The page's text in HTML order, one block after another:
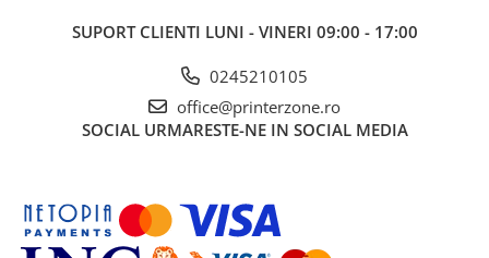
Conectori & mufe retea
Injectoare PoE
SUPORT CLIENTI LUNI - VINERI 09:00 - 17:00
0245210105
office@printerzone.ro
SOCIAL URMARESTE-NE IN SOCIAL MEDIA